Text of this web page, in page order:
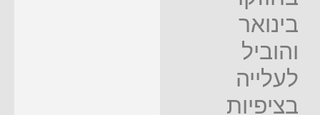
בינואר
והוביל
לעלייה
בציפיות